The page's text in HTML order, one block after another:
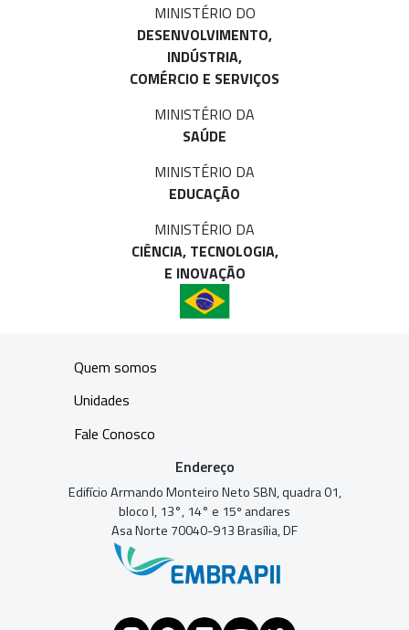
MINISTÉRIO DO
DESENVOLVIMENTO,
INDÚSTRIA,
COMÉRCIO E SERVIÇOS
MINISTÉRIO DA
SAÚDE
MINISTÉRIO DA
EDUCAÇÃO
MINISTÉRIO DA
CIÊNCIA, TECNOLOGIA,
E INOVAÇÃO
Quem somos
Unidades
Fale Conosco
Endereço
Edifício Armando Monteiro Neto SBN, quadra 01,
bloco I, 13°, 14° e 15º andares
Asa Norte 70040-913 Brasília, DF